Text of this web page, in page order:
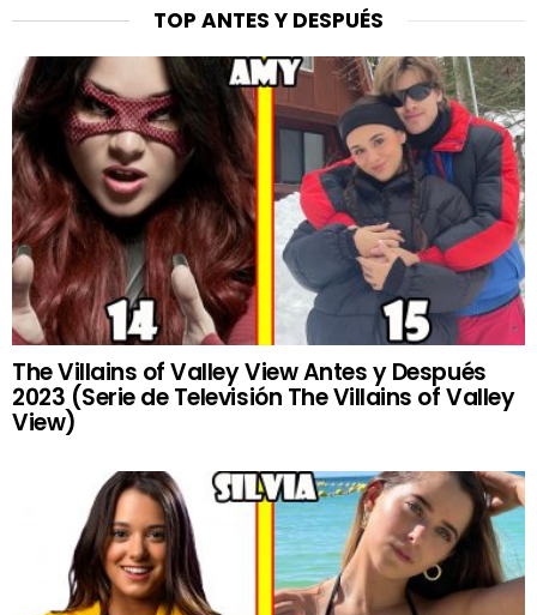
TOP ANTES Y DESPUÉS
The Villains of Valley View Antes y Después
2023 (Serie de Televisión The Villains of Valley
View)